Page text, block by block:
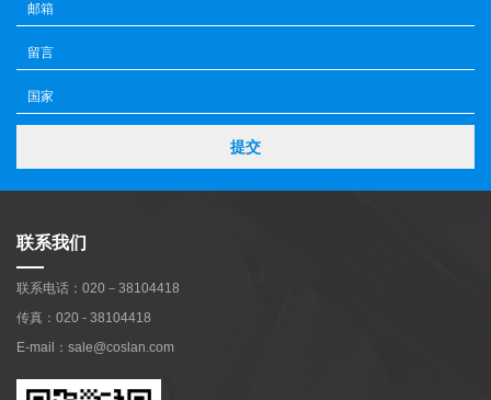
提交
联系我们
联系电话：020－38104418
传真：020 - 38104418
E-mail：sale@coslan.com